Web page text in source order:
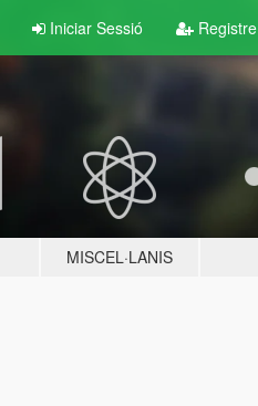
Iniciar Sessió Registre
MISCEL·LANIS